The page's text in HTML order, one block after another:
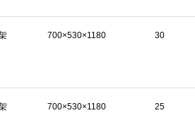
700×530×1180 30
700×530×1180 25